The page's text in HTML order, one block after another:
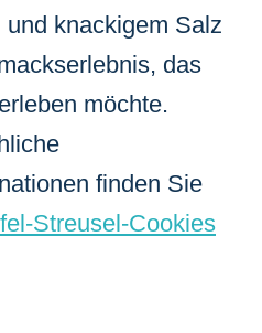
knackigem Salz
das
möchte.
finden Sie
Streusel-Cookies